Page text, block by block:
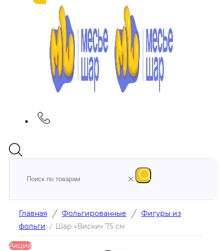
Главная / Фольгированные / Фигуры из
фольги / Шар «Виски» 75 см
Акция